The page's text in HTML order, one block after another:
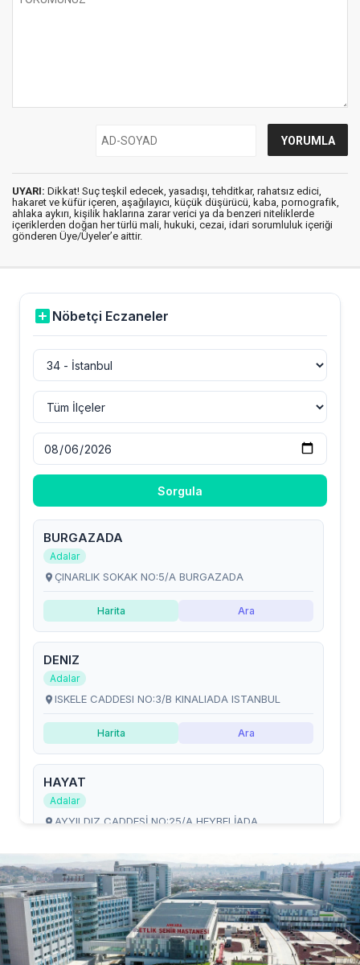
UYARI: Dikkat! Suç teşkil edecek, yasadışı, tehditkar, rahatsız edici,
hakaret ve küfür içeren, aşağılayıcı, küçük düşürücü, kaba, pornografik,
ahlaka aykırı, kişilik haklarına zarar verici ya da benzeri niteliklerde
içeriklerden doğan her türlü mali, hukuki, cezai, idari sorumluluk içeriği
gönderen Üye/Üyeler’e aittir.